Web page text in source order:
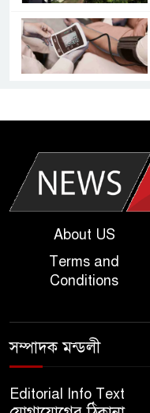
About US
Terms and
Conditions
সম্পাদক মন্ডলী
Editorial Info Text